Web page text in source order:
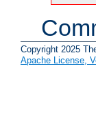
Copyright 2025
Apache License,